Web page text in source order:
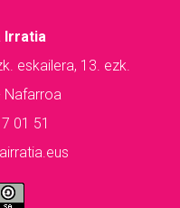
Irratia
eskailera, 13. ezk.
Nafarroa
01 51